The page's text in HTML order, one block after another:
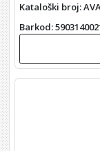
Kataloški broj:
Barkod: